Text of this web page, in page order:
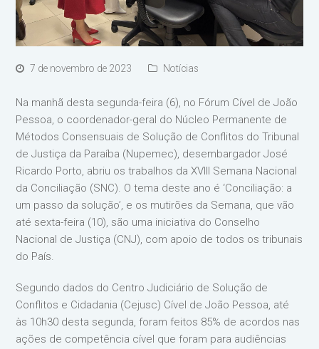
7 de novembro de 2023 Notícias
Na manhã desta segunda-feira (6), no Fórum Cível de João
Pessoa, o coordenador-geral do Núcleo Permanente de
Métodos Consensuais de Solução de Conflitos do Tribunal
de Justiça da Paraíba (Nupemec), desembargador José
Ricardo Porto, abriu os trabalhos da XVIII Semana Nacional
da Conciliação (SNC). O tema deste ano é ‘Conciliação: a
um passo da solução’, e os mutirões da Semana, que vão
até sexta-feira (10), são uma iniciativa do Conselho
Nacional de Justiça (CNJ), com apoio de todos os tribunais
do País.
Segundo dados do Centro Judiciário de Solução de
Conflitos e Cidadania (Cejusc) Cível de João Pessoa, até
às 10h30 desta segunda, foram feitos 85% de acordos nas
ações de competência cível que foram para audiências